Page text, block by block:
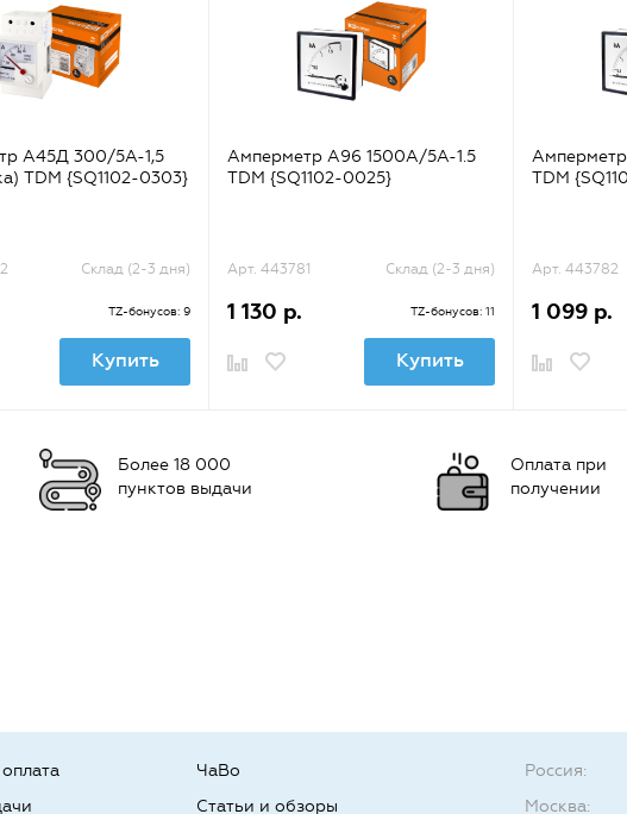
А45Д 300/5А-1,5
TDM {SQ1102-0303}
Склад (2-3 дня)
TZ-бонусов: 9
Купить
Амперметр А96 1500А/5А-1.5
TDM {SQ1102-0025}
Арт. 443781 Склад (2-3 дня)
1 130 р. TZ-бонусов: 11
Купить
TDM
Арт. 443782
1 099 р.
Более 18 000
пунктов выдачи
Оплата при
получении
ЧаВо
Статьи и обзоры
Россия:
Москва: